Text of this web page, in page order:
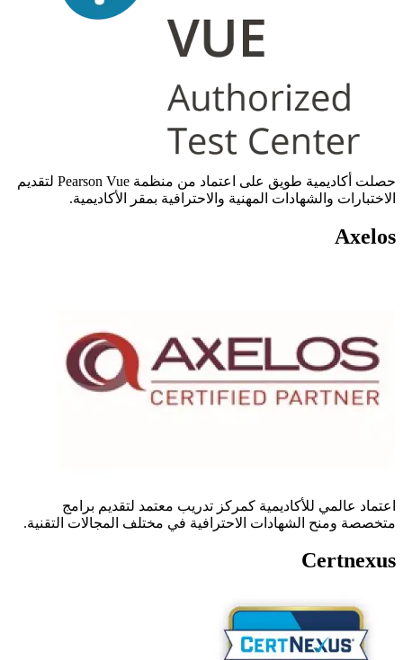
حصلت أكاديمية طويق على اعتماد من منظمة Pearson Vue لتقديم
الاختبارات والشهادات المهنية والاحترافية بمقر الأكاديمية.
Axelos
اعتماد عالمي للأكاديمية كمركز تدريب معتمد لتقديم برامج
متخصصة ومنح الشهادات الاحترافية في مختلف المجالات التقنية.
Certnexus